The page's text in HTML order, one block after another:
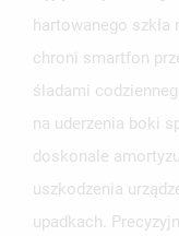
hartowanego
chroni smartfon
śladami
na uderzenia boki
doskonale
uszkodzenia
upadkach.
MOJE LISTY
UTWÓRZ
NAZWA LISTY
ZALOGUJ SIĘ
MUSISZ BYĆ
SWOJEJ LIŚCIE